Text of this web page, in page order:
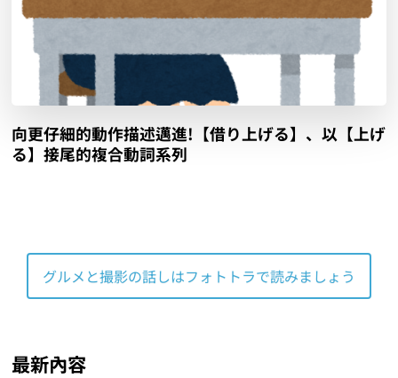
向更仔細的動作描述邁進!【借り上げる】、以【上げ
る】接尾的複合動詞系列
グルメと撮影の話しはフォトトラで読みましょう
最新內容